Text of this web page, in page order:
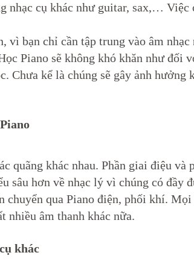
nhạc cụ khác như guitar, sax,… Việc
vì bạn chỉ cần tập trung vào âm
Piano sẽ không khó khăn như đối
Chưa kể là chúng sẽ gây ảnh
quãng khác nhau. Phần giai điệu
sâu hơn về nhạc lý vì chúng có đầy
qua Piano điện, phối khí.
nhiều âm thanh khác nữa.
khác